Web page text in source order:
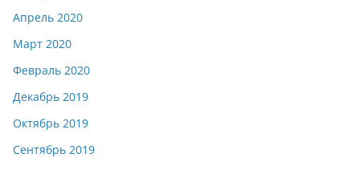
Апрель 2020
Март 2020
Февраль 2020
Декабрь 2019
Октябрь 2019
Сентябрь 2019